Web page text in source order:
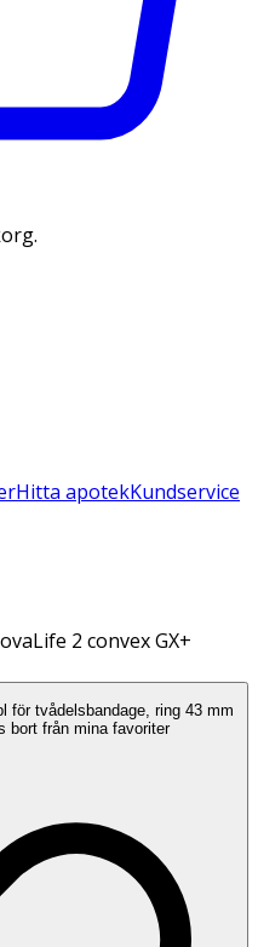
Hitta apotekKundservice
2 convex GX+
för tvådelsbandage, ring 43 mm
bort från mina favoriter